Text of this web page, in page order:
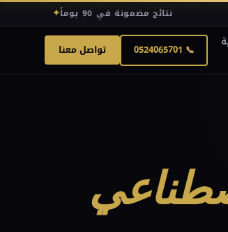
نتائج مضمونة في 90 يوماً
📞 0524065701 تواصل معنا